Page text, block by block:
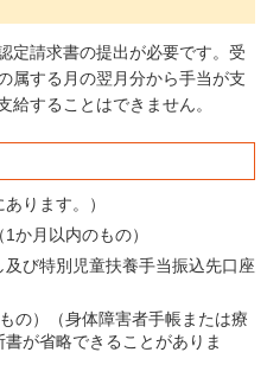
定請求書の提出が必要です。受
属する月の翌月分から手当が支
給することはできません。
ります。）
か月以内のもの）
び特別児童扶養手当振込先口座
の）（身体障害者手帳または療
が省略できることがありま